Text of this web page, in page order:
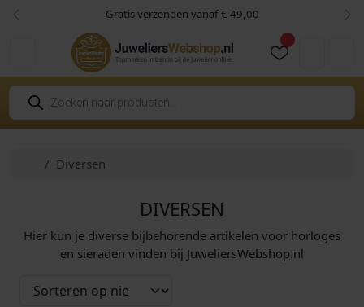
Skip to content
Skip to footer Gratis verzenden vanaf € 49,00
Vorige
P
o
d
HomeDiversen
DIVERSEN
Hier kun je diverse bijbehorende artikelen voor horloges
en sieraden vinden bij JuweliersWebshop.nl